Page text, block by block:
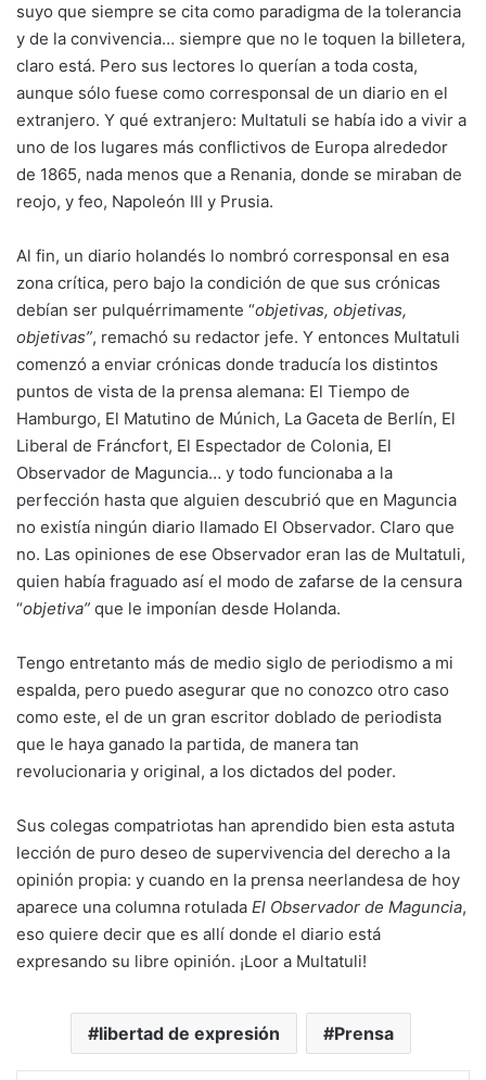
suyo que siempre se cita como paradigma de la tolerancia
y de la convivencia… siempre que no le toquen la billetera,
claro está. Pero sus lectores lo querían a toda costa,
aunque sólo fuese como corresponsal de un diario en el
extranjero. Y qué extranjero: Multatuli se había ido a vivir a
uno de los lugares más conflictivos de Europa alrededor
de 1865, nada menos que a Renania, donde se miraban de
reojo, y feo, Napoleón III y Prusia.
Al fin, un diario holandés lo nombró corresponsal en esa
zona crítica, pero bajo la condición de que sus crónicas
debían ser pulquérrimamente “objetivas, objetivas,
objetivas”, remachó su redactor jefe. Y entonces Multatuli
comenzó a enviar crónicas donde traducía los distintos
puntos de vista de la prensa alemana: El Tiempo de
Hamburgo, El Matutino de Múnich, La Gaceta de Berlín, El
Liberal de Fráncfort, El Espectador de Colonia, El
Observador de Maguncia… y todo funcionaba a la
perfección hasta que alguien descubrió que en Maguncia
no existía ningún diario llamado El Observador. Claro que
no. Las opiniones de ese Observador eran las de Multatuli,
quien había fraguado así el modo de zafarse de la censura
“objetiva” que le imponían desde Holanda.
Tengo entretanto más de medio siglo de periodismo a mi
espalda, pero puedo asegurar que no conozco otro caso
como este, el de un gran escritor doblado de periodista
que le haya ganado la partida, de manera tan
revolucionaria y original, a los dictados del poder.
Sus colegas compatriotas han aprendido bien esta astuta
lección de puro deseo de supervivencia del derecho a la
opinión propia: y cuando en la prensa neerlandesa de hoy
aparece una columna rotulada El Observador de Maguncia,
eso quiere decir que es allí donde el diario está
expresando su libre opinión. ¡Loor a Multatuli!
libertad de expresión Prensa